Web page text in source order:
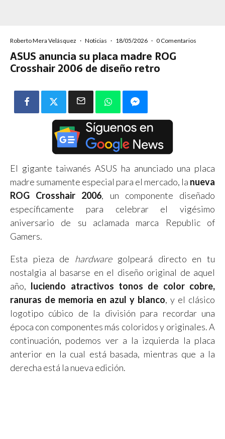
Roberto Mera Velásquez · Noticias · 18/05/2026 · 0 Comentarios
ASUS anuncia su placa madre ROG
Crosshair 2006 de diseño retro
El gigante taiwanés ASUS ha anunciado una placa
madre sumamente especial para el mercado, la nueva
ROG Crosshair 2006, un componente diseñado
específicamente para celebrar el vigésimo
aniversario de su aclamada marca Republic of
Gamers.
Esta pieza de hardwaregolpeará directo en tu
nostalgia al basarse en el diseño original de aquel
año, luciendo atractivos tonos de color cobre,
ranuras de memoria en azul y blanco, y el clásico
logotipo cúbico de la división para recordar una
época con componentes más coloridos y originales. A
continuación, podemos ver a la izquierda la placa
anterior en la cual está basada, mientras que a la
derecha está la nueva edición.